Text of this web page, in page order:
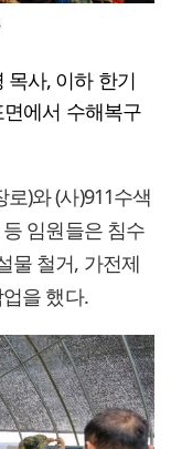
목사, 이하 한기
에서 수해복구
)와 (사)911수색
임원들은 침수
물 철거, 가전제
을 했다.